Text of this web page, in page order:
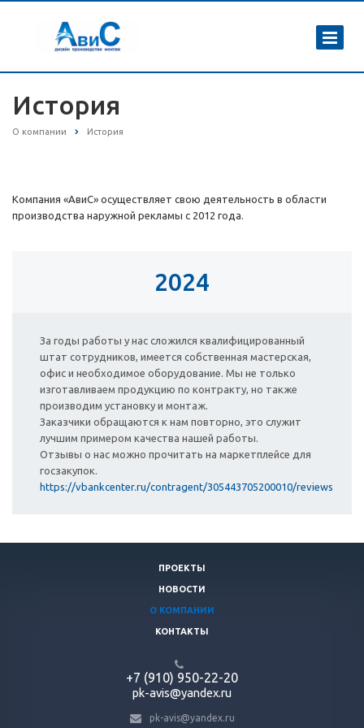
История
О компании История
Компания «АвиС» осуществляет свою деятельность в области
производства наружной рекламы с 2012 года.
2024
За годы работы у нас сложился квалифицированный
штат сотрудников, имеется собственная мастерская,
офис и необходимое оборудование. Мы не только
изготавливаем продукцию по контракту, но также
производим установку и монтаж.
Заказчики обращаются к нам повторно, это служит
лучшим примером качества нашей работы.
Отзывы о нас можно прочитать на маркетплейсе для
госзакупок.
https://vbankcenter.ru/contragent/305443705200010/reviews
ПРОЕКТЫ
НОВОСТИ
О КОМПАНИИ
КОНТАКТЫ
+7 (910) 950-22-20
pk-avis@yandex.ru
pk-avis@yandex.ru